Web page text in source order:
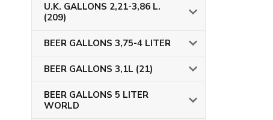
U.K. GALLONS 2,21-3,86 L.
(209)
BEER GALLONS 3,75-4 LITER
BEER GALLONS 3,1L (21)
BEER GALLONS 5 LITER
WORLD